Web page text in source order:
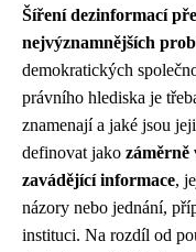
Šíření dezinformací
nejvýznamnějších
demokratických
právního hlediska je
znamenají a jaké jsou
definovat jako záměrně
zavádějící informace,
názory nebo jednání,
instituci. Na rozdíl od